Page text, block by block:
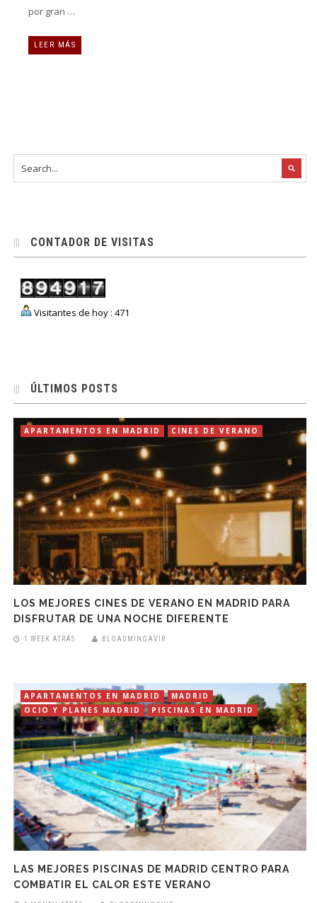
por gran …
LEER MÁS
CONTADOR DE VISITAS
Visitantes de hoy : 471
ÚLTIMOS POSTS
APARTAMENTOS EN MADRID CINES DE VERANO
LOS MEJORES CINES DE VERANO EN MADRID PARA
DISFRUTAR DE UNA NOCHE DIFERENTE
1 WEEK ATRÁS BLGADMINGAVIR
APARTAMENTOS EN MADRID
MADRID
OCIO Y PLANES MADRID
PISCINAS EN MADRID
LAS MEJORES PISCINAS DE MADRID CENTRO PARA
COMBATIR EL CALOR ESTE VERANO